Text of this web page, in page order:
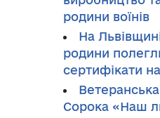
родини воїнів
На
родини
сертифікати
Сорока «Наш